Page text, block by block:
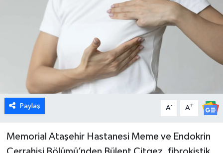
Paylaş A- A+
Memorial Ataşehir Hastanesi Meme ve Endokrin
Ekonomi
Emet
Foto Galeri
Gediz
Genel
Gündem